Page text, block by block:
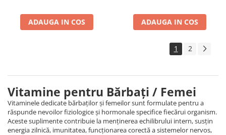
ADAUGA IN COS ADAUGA IN COS
1 2
Vitamine pentru Bărbați / Femei
Vitaminele dedicate bărbaților și femeilor sunt formulate pentru a
răspunde nevoilor fiziologice și hormonale specifice fiecărui organism.
Aceste suplimente contribuie la menținerea echilibrului intern, susțin
energia zilnică, imunitatea, funcționarea corectă a sistemelor nervos,